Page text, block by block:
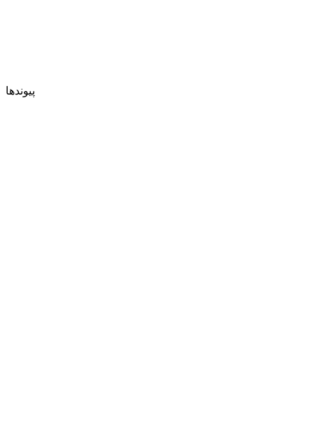
پیوندها